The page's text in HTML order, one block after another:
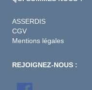
ASSERDIS
CGV
Mentions légales
REJOIGNEZ-NOUS :